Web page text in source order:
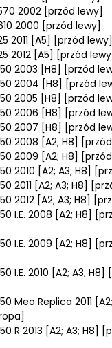
2002 [przód lewy]
2000 [przód lewy]
2011 [A5] [przód lewy]
2012 [A5] [przód
2003 [H8] [przód
250 2004 [H8] [przód
2005 [H8] [przód
2006 [H8] [przód
2007 [H8] [przód
2008 [A2; H8]
2009 [A2; H8]
2010 [A2; A3; H8]
2011 [A2; A3; H8]
2012 [A2; A3; H8]
I.E. 2008 [A2; H8]
I.E. 2009 [A2; H8]
I.E. 2010 [A2; A3;
Meo Replica 2011
R 2013 [A2; A3; H8]